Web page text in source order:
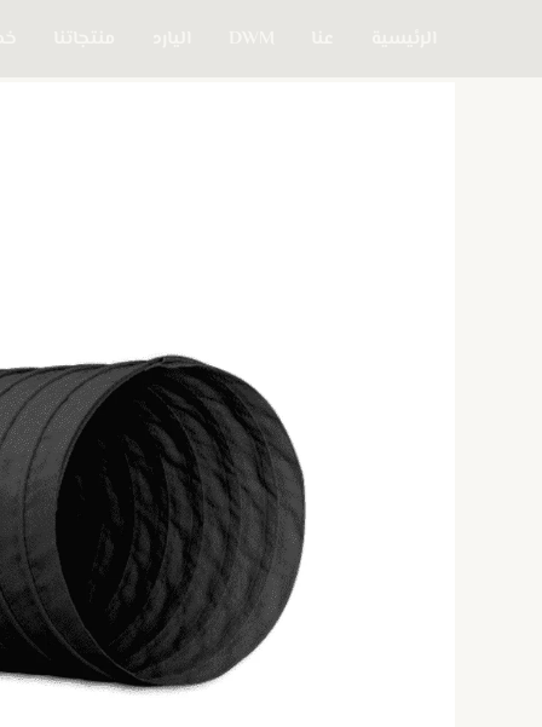
Pressure
Hose
up
to
80°C)